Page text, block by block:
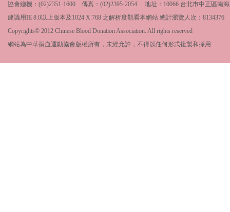
協會總機：(02)2351-1600 傳真：(02)2395-2054 地址：10066 台北市中正區南
建議用IE 8.0以上版本及1024 X 768 之解析度觀看本網站 總計瀏覽人次： 8134376
Copyrights© 2012 Chinese Blood Donation Association. All rights reserved
網站為中華捐血運動協會版權所有，未經允許，不得以任何形式複製和採用